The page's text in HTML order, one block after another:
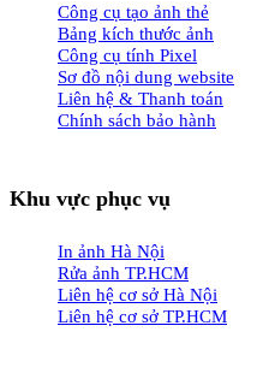
Công cụ tạo ảnh thẻ
Bảng kích thước ảnh
Công cụ tính Pixel
Sơ đồ nội dung website
Liên hệ & Thanh toán
Chính sách bảo hành
Khu vực phục vụ
In ảnh Hà Nội
Rửa ảnh TP.HCM
Liên hệ cơ sở Hà Nội
Liên hệ cơ sở TP.HCM